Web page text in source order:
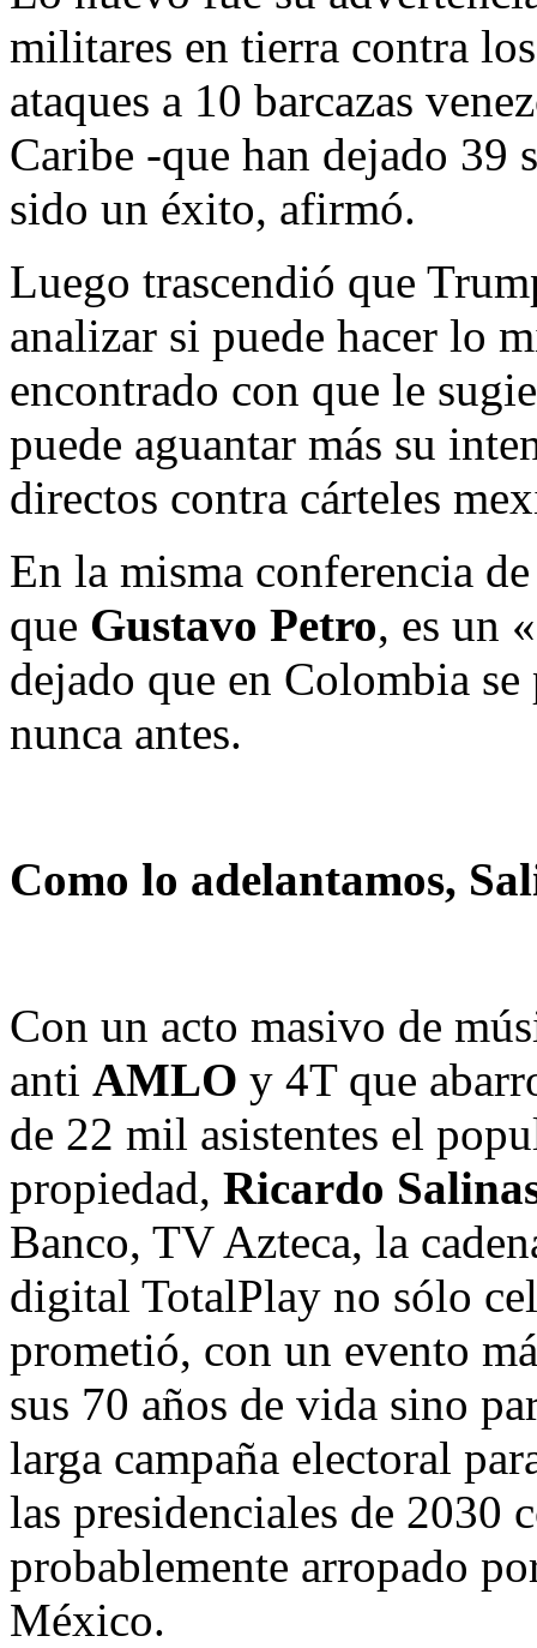
militares en tierra contra
ataques a 10 barcazas
Caribe -que han dejado 39
sido un éxito, afirmó.
Luego trascendió que
analizar si puede hacer lo
encontrado con que le
puede aguantar más su
directos contra cárteles
En la misma conferencia
que Gustavo Petro, es un «
dejado que en Colombia
nunca antes.
Como lo adelantamos,
Con un acto masivo de
anti AMLO y 4T que
de 22 mil asistentes el
propiedad, Ricardo
Banco, TV Azteca, la
digital TotalPlay no sólo
prometió, con un evento
sus 70 años de vida sino
larga campaña electoral
las presidenciales de 2030
probablemente arropado
México.